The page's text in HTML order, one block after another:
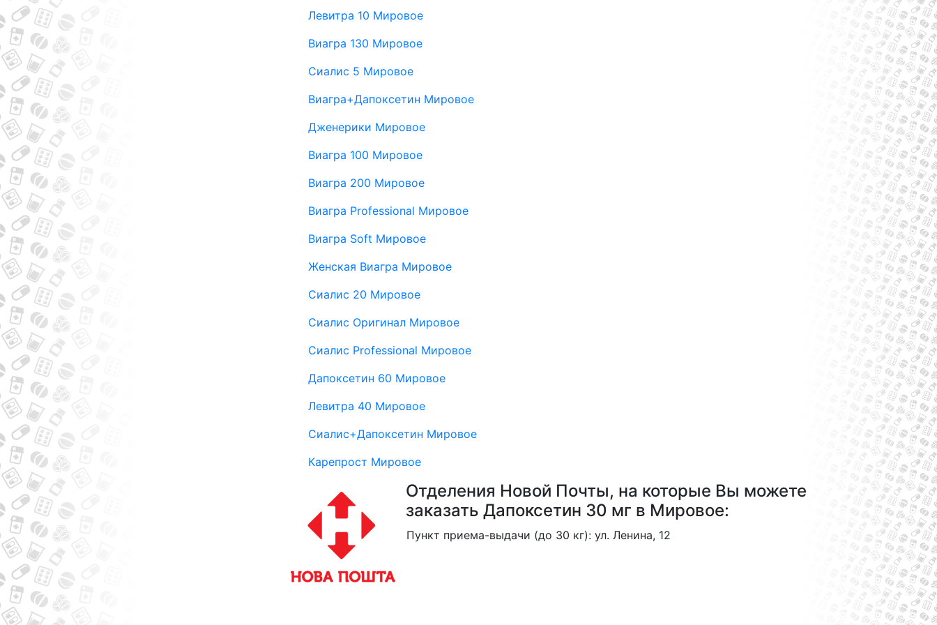
Левитра 10 Мировое
Виагра 130 Мировое
Сиалис 5 Мировое
Виагра+Дапоксетин Мировое
Дженерики Мировое
Виагра 100 Мировое
Виагра 200 Мировое
Виагра Professional Мировое
Виагра Soft Мировое
Женская Виагра Мировое
Сиалис 20 Мировое
Сиалис Оригинал Мировое
Сиалис Professional Мировое
Дапоксетин 60 Мировое
Левитра 40 Мировое
Сиалис+Дапоксетин Мировое
Карепрост Мировое
Отделения Новой Почты, на которые Вы можете
заказать Дапоксетин 30 мг в Мировое:
Пункт приема-выдачи (до 30 кг): ул. Ленина, 12